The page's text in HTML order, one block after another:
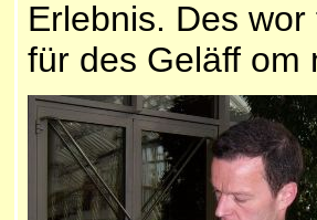
Erlebnis. Des
für des Geläff om